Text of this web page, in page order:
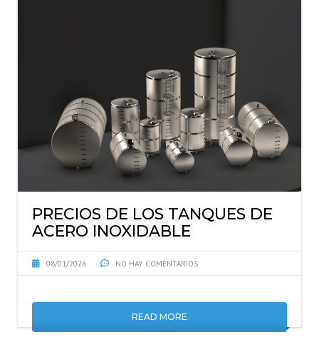
PRECIOS DE LOS TANQUES DE
ACERO INOXIDABLE
08/01/2026 NO HAY COMENTARIOS
READ MORE